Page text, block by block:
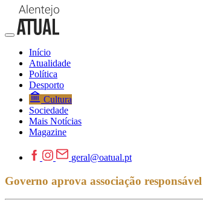
Início
Atualidade
Política
Desporto
Cultura
Sociedade
Mais Notícias
Magazine
geral@oatual.pt
Governo aprova associação